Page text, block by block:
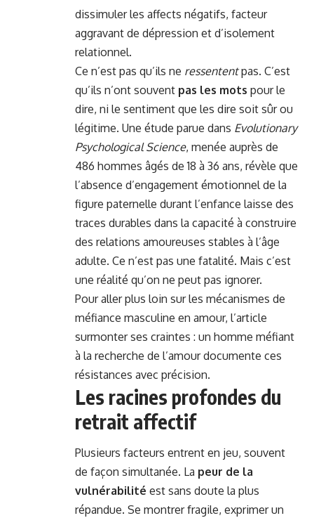
dissimuler les affects négatifs, facteur
aggravant de dépression et d’isolement
relationnel.
Ce n’est pas qu’ils ne ressententpas. C’est
qu’ils n’ont souvent pas les mots pour le
dire, ni le sentiment que les dire soit sûr ou
légitime. Une étude parue dans Evolutionary
Psychological Science, menée auprès de
486 hommes âgés de 18 à 36 ans, révèle que
l’absence d’engagement émotionnel de la
figure paternelle durant l’enfance laisse des
traces durables dans la capacité à construire
des relations amoureuses stables à l’âge
adulte. Ce n’est pas une fatalité. Mais c’est
une réalité qu’on ne peut pas ignorer.
Pour aller plus loin sur les mécanismes de
méfiance masculine en amour, l’article
surmonter ses craintes : un homme méfiant
à la recherche de l’amour documente ces
résistances avec précision.
Les racines profondes du
retrait affectif
Plusieurs facteurs entrent en jeu, souvent
de façon simultanée. La peur de la
vulnérabilité est sans doute la plus
répandue. Se montrer fragile, exprimer un